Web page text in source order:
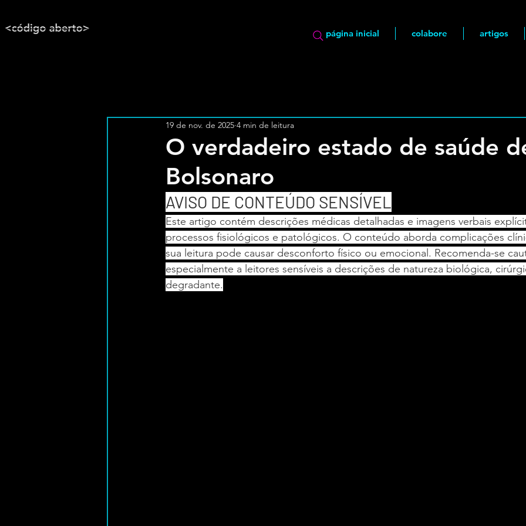
página inicial colabore artigos
O verdadeiro estado de saúde
Bolsonaro
19 de nov. de 2025 4 min de leitura
AVISO DE CONTEÚDO SENSÍVEL
Este artigo contém descrições médicas detalhadas e imagens verbais
processos fisiológicos e patológicos. O conteúdo aborda complicações
sua leitura pode causar desconforto físico ou emocional. Recomenda-se
especialmente a leitores sensíveis a descrições de natureza biológica,
degradante.